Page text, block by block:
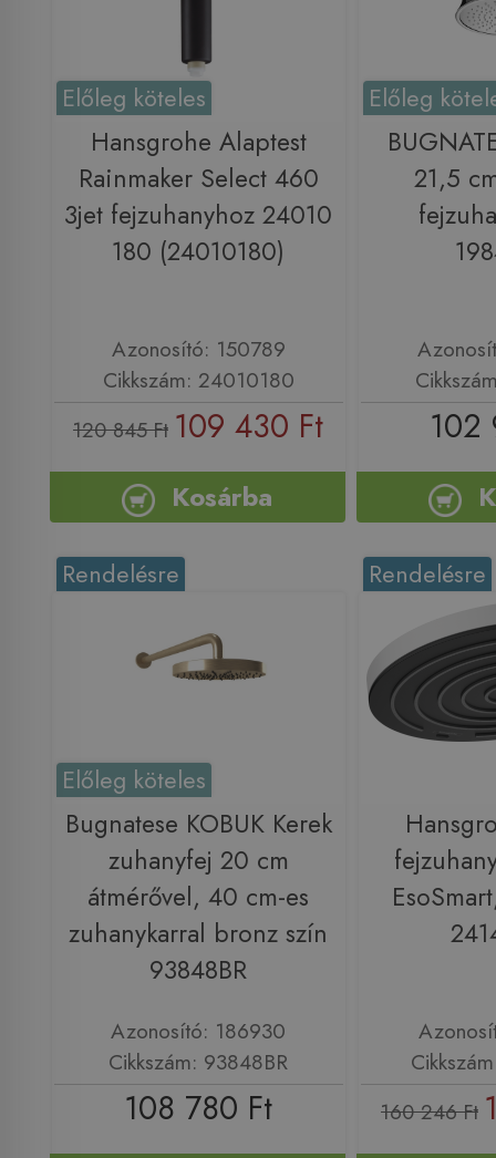
Előleg köteles
Hansgrohe Alaptest
Rainmaker Select 460
3jet fejzuhanyhoz 24010
180 (24010180)
Azonosító: 150789
Cikkszám: 24010180
120 845 Ft 109 430 Ft
Kosárba
Előleg
21,5
102
Rendelésre
Előleg köteles
Bugnatese KOBUK Kerek
zuhanyfej 20 cm
átmérővel, 40 cm-es
zuhanykarral bronz szín
93848BR
Azonosító: 186930
Cikkszám: 93848BR
108 780 Ft
Rendelésre
160 246 Ft